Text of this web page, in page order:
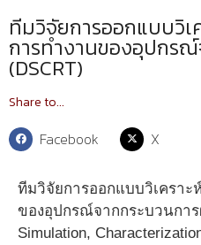
ทีมวิจัยการออกแบบวิเ
การทำงานของอุปกร
(DSCRT)
Share to...
Facebook X
ทีมวิจัยการออกแบบวิเคราะ
ของอุปกรณ์จากกระบวนการ
Simulation,